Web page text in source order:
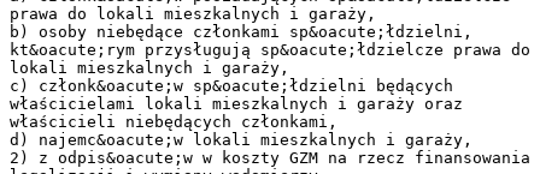
prawa do lokali mieszkalnych i garaży,
b) osoby niebędące członkami sp&oacute;łdzielni,
kt&oacute;rym przysługują sp&oacute;łdzielcze prawa do
lokali mieszkalnych i garaży,
c) członk&oacute;w sp&oacute;łdzielni będących
właścicielami lokali mieszkalnych i garaży oraz
właścicieli niebędących członkami,
d) najemc&oacute;w lokali mieszkalnych i garaży,
2) z odpis&oacute;w w koszty GZM na rzecz finansowania